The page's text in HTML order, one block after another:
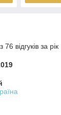
відгуків за рік